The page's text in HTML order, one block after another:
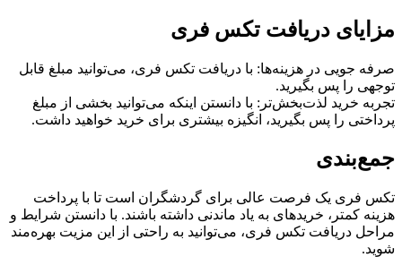
مزایای دریافت تکس فری
صرفه جویی در هزینه‌ها: با دریافت تکس فری، می‌توانید مبلغ قابل
توجهی را پس بگیرید.
تجربه خرید لذت‌بخش‌تر: با دانستن اینکه می‌توانید بخشی از مبلغ
پرداختی را پس بگیرید، انگیزه بیشتری برای خرید خواهید داشت.
جمع‌بندی
تکس فری یک فرصت عالی برای گردشگران است تا با پرداخت
هزینه کمتر، خریدهای به یاد ماندنی داشته باشند. با دانستن شرایط و
مراحل دریافت تکس فری، می‌توانید به راحتی از این مزیت بهره‌مند
شوید.